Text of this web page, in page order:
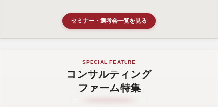
セミナー・選考会一覧を見る
SPECIAL FEATURE
コンサルティング
ファーム特集